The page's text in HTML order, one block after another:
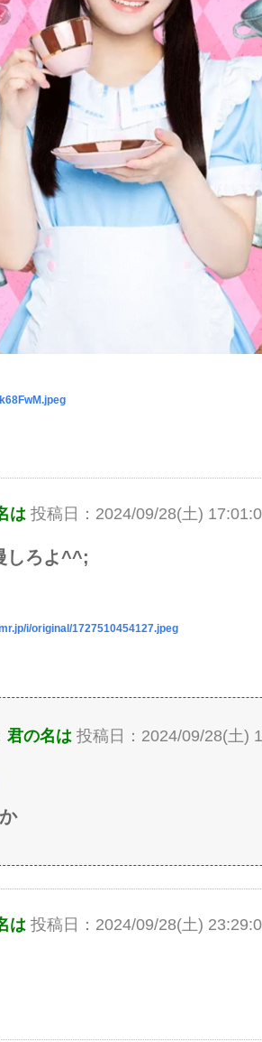
は 投稿日：2024/09/28(土)
しろよ^^;
i/original/1727510454127.jpeg
君の名は 投稿日：2024/09/28(土)
は 投稿日：2024/09/28(土)